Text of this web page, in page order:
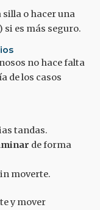
silla o hacer una
es más seguro.
no hace falta
de los casos
tandas.
de forma
moverte.
y mover